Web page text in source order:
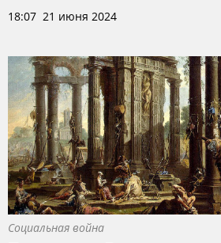
18:07 21 июня 2024
Социальная война